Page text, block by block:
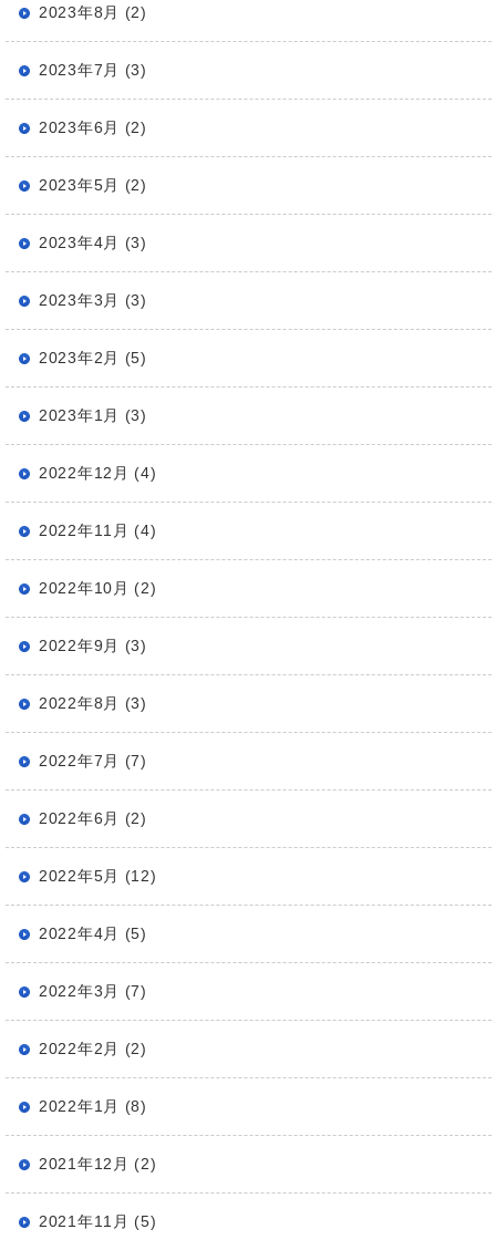
2023年8月 (2)
2023年7月 (3)
2023年6月 (2)
2023年5月 (2)
2023年4月 (3)
2023年3月 (3)
2023年2月 (5)
2023年1月 (3)
2022年12月 (4)
2022年11月 (4)
2022年10月 (2)
2022年9月 (3)
2022年8月 (3)
2022年7月 (7)
2022年6月 (2)
2022年5月 (12)
2022年4月 (5)
2022年3月 (7)
2022年2月 (2)
2022年1月 (8)
2021年12月 (2)
2021年11月 (5)